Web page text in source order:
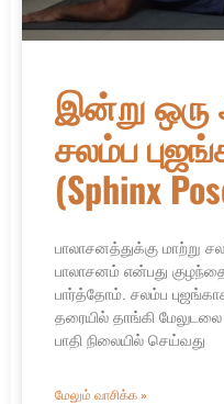
இன்று
சலம்ப
(Sphinx
பாலாசனத்துக்கு மாற்று
பாலாசனம் என்பது குழந்தை
பார்த்தோம். சலம்ப
தரையில் தாங்கி
பாதி நிலையில் செய்வது
மேலும் வாசிக்க »